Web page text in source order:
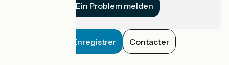
Ein Problem melden
Enregistrer Contacter